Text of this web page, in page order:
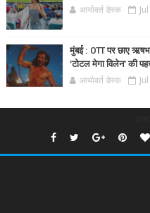
आर्यावर्त डेस्क
मुंबई : OTT पर छाए
'टोटल मेगा विलेन' की
आर्यावर्त डेस्क